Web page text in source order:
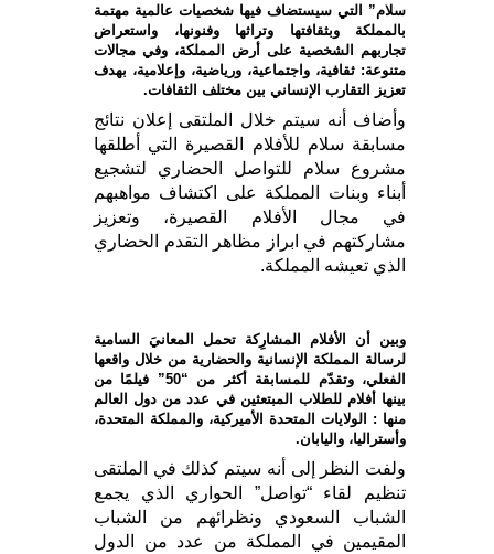
سلام” التي سيستضاف فيها شخصيات عالمية مهتمة
بالمملكة وبثقافتها وتراثها وفنونها، واستعراض
تجاربهم الشخصية على أرض المملكة، وفي مجالات
متنوعة: ثقافية، واجتماعية، ورياضية، وإعلامية، بهدف
تعزيز التقارب الإنساني بين مختلف الثقافات.
وأضاف أنه سيتم خلال الملتقى إعلان نتائج
مسابقة سلام للأفلام القصيرة التي أطلقها
مشروع سلام للتواصل الحضاري لتشجيع
أبناء وبنات المملكة على اكتشاف مواهبهم
في مجال الأفلام القصيرة، وتعزيز
مشاركتهم في ابراز مظاهر التقدم الحضاري
الذي تعيشه المملكة.
وبين أن الأفلام المشارِكة تحمل المعانيَ السامية
لرسالة المملكة الإنسانية والحضارية من خلال واقعها
الفعلي، وتقدّم للمسابقة أكثر من “50” فيلمًا من
بينها أفلام للطلاب المبتعثين في عدد من دول العالم
منها : الولايات المتحدة الأميركية، والمملكة المتحدة،
وأستراليا، واليابان.
ولفت النظر إلى أنه سيتم كذلك في الملتقى
تنظيم لقاء “تواصل” الحواري الذي يجمع
الشباب السعودي ونظرائهم من الشباب
المقيمين في المملكة من عدد من الدول